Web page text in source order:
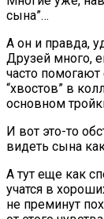
сына”…
А он и правда,
Друзей много,
часто
“хвостов” в
основном
И вот это-то
видеть сына
А тут еще как
учатся в
не преминут